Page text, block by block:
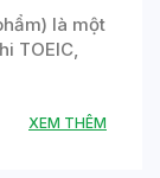
là một
TOEIC,
XEM THÊM